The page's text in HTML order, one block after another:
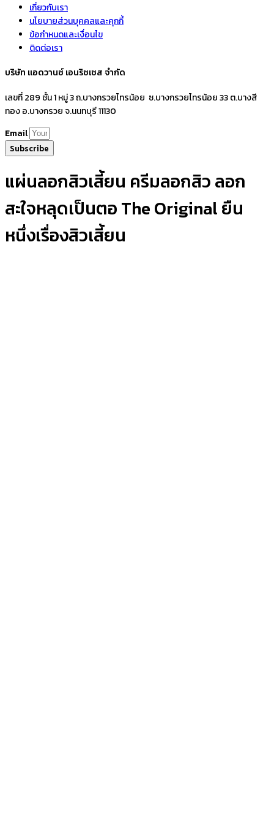
เกี่ยวกับเรา
นโยบายส่วนบุคคลและคุกกี้
ข้อกำหนดและเงื่อนไข
ติดต่อเรา
บริษัท แอดวานซ์ เอนริชเชส จำกัด
เลขที่ 289 ชั้น 1 หมู่ 3 ถ.บางกรวยไทรน้อย ซ.บางกรวยไทรน้อย 33 ต.บางสี
ทอง อ.บางกรวย จ.นนทบุรี 11130
Email
Subscribe
แผ่นลอกสิวเสี้ยน ครีมลอกสิว ลอก
สะใจหลุดเป็นตอ The Original ยืน
หนึ่งเรื่องสิวเสี้ยน